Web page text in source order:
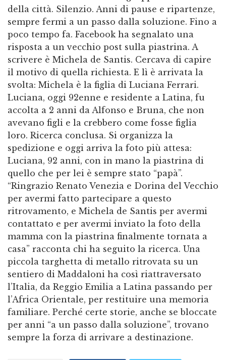
della città. Silenzio. Anni di pause e ripartenze,
sempre fermi a un passo dalla soluzione. Fino a
poco tempo fa. Facebook ha segnalato una
risposta a un vecchio post sulla piastrina. A
scrivere è Michela de Santis. Cercava di capire
il motivo di quella richiesta. E lì è arrivata la
svolta: Michela è la figlia di Luciana Ferrari.
Luciana, oggi 92enne e residente a Latina, fu
accolta a 2 anni da Alfonso e Bruna, che non
avevano figli e la crebbero come fosse figlia
loro. Ricerca conclusa. Si organizza la
spedizione e oggi arriva la foto più attesa:
Luciana, 92 anni, con in mano la piastrina di
quello che per lei è sempre stato “papà”.
“Ringrazio Renato Venezia e Dorina del Vecchio
per avermi fatto partecipare a questo
ritrovamento, e Michela de Santis per avermi
contattato e per avermi inviato la foto della
mamma con la piastrina finalmente tornata a
casa” racconta chi ha seguito la ricerca. Una
piccola targhetta di metallo ritrovata su un
sentiero di Maddaloni ha così riattraversato
l’Italia, da Reggio Emilia a Latina passando per
l’Africa Orientale, per restituire una memoria
familiare. Perché certe storie, anche se bloccate
per anni “a un passo dalla soluzione”, trovano
sempre la forza di arrivare a destinazione.